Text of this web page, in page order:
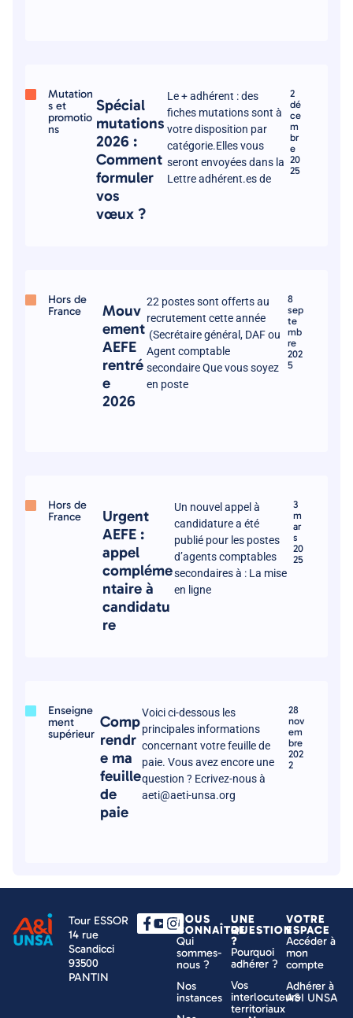
Mutation
s et
promotio
ns
Spécial
mutations
2026 :
Comment
formuler
vos
vœux ?
Le + adhérent : des
fiches mutations sont à
votre disposition par
catégorie.Elles vous
seront envoyées dans la
Lettre adhérent.es de
2
dé
ce
m
br
e
20
25
Hors de
France
Mouv
ement
AEFE
rentré
e
2026
22 postes sont offerts au
recrutement cette année
(Secrétaire général, DAF ou
Agent comptable
secondaire Que vous soyez
en poste
8
sep
te
mb
re
202
5
Hors de
France
Urgent
AEFE :
appel
compléme
ntaire à
candidatu
re
Un nouvel appel à
candidature a été
publié pour les postes
d’agents comptables
secondaires à : La mise
en ligne
3
m
ar
s
20
25
Enseigne
ment
supérieur
Comp
rendr
e ma
feuille
de
paie
Voici ci-dessous les
principales informations
concernant votre feuille de
paie. Vous avez encore une
question ? Ecrivez-nous à
aeti@aeti-unsa.org
28
nov
em
bre
202
2
Tour ESSOR
14 rue
Scandicci
93500
PANTIN
NOUS
CONNAÎTRE
Qui
sommes-
nous ?
Nos
instances
UNE
QUESTION
?
Pourquoi
adhérer ?
Vos
interlocuteurs
territoriaux
VOTRE
ESPACE
Accéder à
mon
compte
Adhérer à
A&I UNSA